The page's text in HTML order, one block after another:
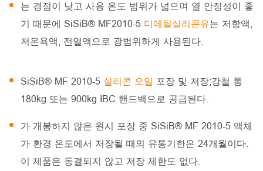
는 경점이 낮고 사용 온도 범위가 넓으며 열 안정성이 좋
기 때문에 SiSiB® MF2010-5 디메틸실리콘유는 저항액,
저온욕액, 전열액으로 광범위하게 사용된다.
SiSiB® MF 2010-5 실리콘 오일 포장 및 저장;강철 통
180kg 또는 900kg IBC 핸드백으로 공급된다.
가 개봉하지 않은 원시 포장 중 SiSiB® MF 2010-5 액체
가 환경 온도에서 저장될 때의 유통기한은 24개월이다.
이 제품은 동결되지 않고 저장 제한도 없다.